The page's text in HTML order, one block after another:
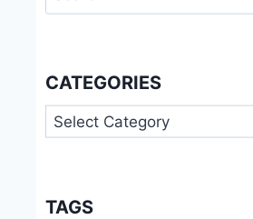
for:
CATEGORIES
Categories
TAGS